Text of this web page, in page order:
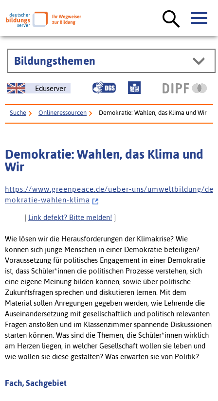
Bildungsthemen
Eduserver
Suche Onlineressourcen Demokratie: Wahlen, das Klima und Wir
Demokratie: Wahlen, das Klima und
Wir
h t t p s : / / w w w . g r e e n p e a c e . d e / u e b e r - u n s / u m w e l t b i l d u n g / d e
m o k r a t i e - w a h l e n - k l i m a
[ Link defekt? Bitte melden! ]
Wie lösen wir die Herausforderungen der Klimakrise? Wie
können sich junge Menschen in einer Demokratie beteiligen?
Voraussetzung für politisches Engagement in einer Demokratie
ist, dass Schüler*innen die politischen Prozesse verstehen, sich
eine eigene Meinung bilden können, sowie über politische
Zukunftsfragen sprechen und diskutieren lernen. Mit dem
Material sollen Anregungen gegeben werden, wie Lehrende die
Auseinandersetzung mit gesellschaftlich und politisch relevanten
Fragen anstoßen und im Klassenzimmer spannende Diskussionen
starten können. Was sind die Themen, die Schüler*innen wirklich
am Herzen liegen, in welcher Gesellschaft wollen sie leben und
wie wollen sie diese gestalten? Was erwarten sie von Politik?
Fach, Sachgebiet